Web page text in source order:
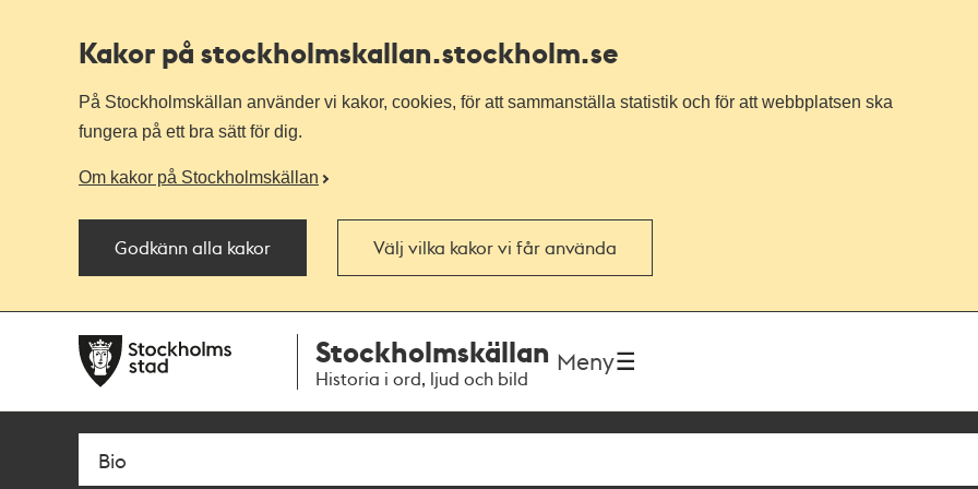
Kakor på stockholmskallan.stockholm.se
På Stockholmskällan använder vi kakor, cookies, för att sammanställa statistik och för att webbplatsen ska
fungera på ett bra sätt för dig.
Om kakor på Stockholmskällan
Godkänn alla kakor Välj vilka kakor vi får använda
navigationen
huvudinnehållet
Stockholmskällan
Historia i ord, ljud och bild
Meny
Sök